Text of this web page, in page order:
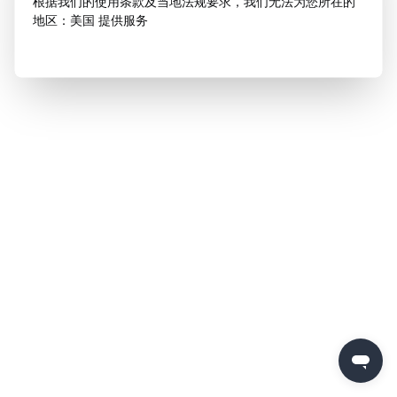
地区：美国 提供服务